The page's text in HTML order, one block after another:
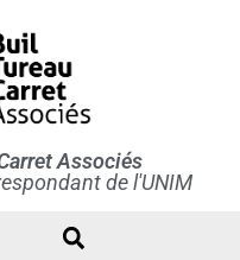
Associés
de l'UNIM